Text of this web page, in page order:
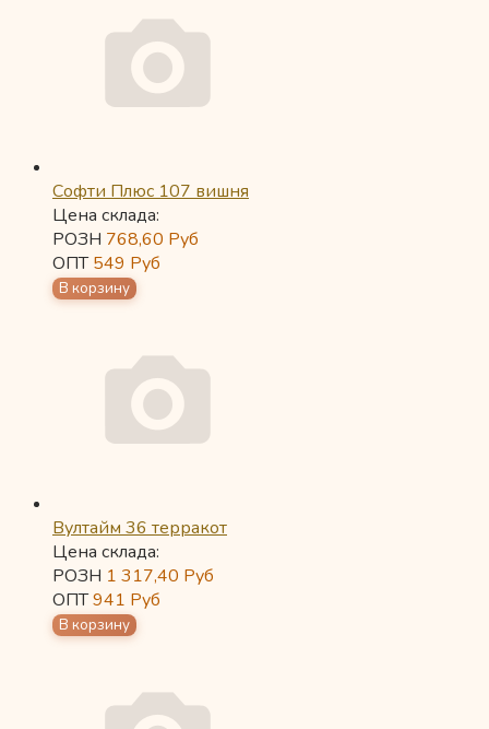
Софти Плюс 107 вишня
Цена склада:
РОЗН 768,60 Руб
ОПТ549 Руб
Вултайм 36 терракот
Цена склада:
РОЗН 1 317,40 Руб
ОПТ941 Руб